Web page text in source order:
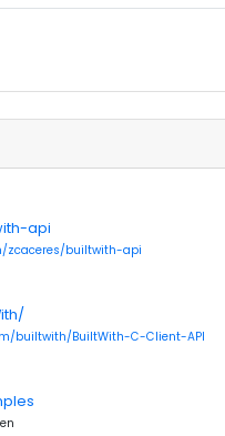
api
zcaceres/builtwith-api
builtwith/BuiltWith-C-Client-API